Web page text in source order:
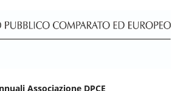
Associazione DPCE